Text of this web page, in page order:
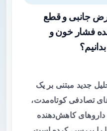
جانبی و قطع
فشار خون و
جدید مبتنی بر یک
تصادفی کوتاه‌مدت،
کاهش‌دهنده